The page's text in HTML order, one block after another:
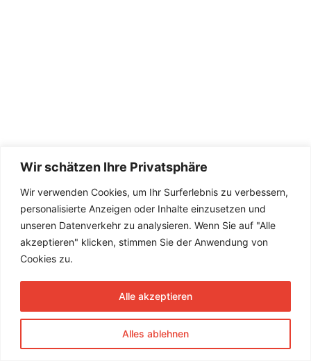
Wir schätzen Ihre Privatsphäre
Wir verwenden Cookies, um Ihr Surferlebnis zu verbessern,
personalisierte Anzeigen oder Inhalte einzusetzen und
unseren Datenverkehr zu analysieren. Wenn Sie auf "Alle
akzeptieren" klicken, stimmen Sie der Anwendung von
Cookies zu.
Alles ablehnen
Alle akzeptieren